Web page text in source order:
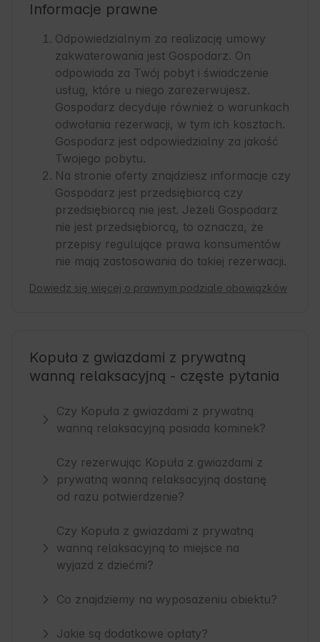
Informacje prawne
Odpowiedzialnym za realizację umowy
zakwaterowania jest Gospodarz. On
odpowiada za Twój pobyt i świadczenie
usług, które u niego zarezerwujesz.
Gospodarz decyduje również o warunkach
odwołania rezerwacji, w tym ich kosztach.
Gospodarz jest odpowiedzialny za jakość
Twojego pobytu.
Na stronie oferty znajdziesz informacje czy
Gospodarz jest przedsiębiorcą czy
przedsiębiorcą nie jest. Jeżeli Gospodarz
nie jest przedsiębiorcą, to oznacza, że
przepisy regulujące prawa konsumentów
nie mają zastosowania do takiej rezerwacji.
Dowiedz się więcej o prawnym podziale obowiązków
Kopuła z gwiazdami z prywatną
wanną relaksacyjną - częste pytania
Czy Kopuła z gwiazdami z prywatną
wanną relaksacyjną posiada kominek?
Czy rezerwując Kopuła z gwiazdami z
prywatną wanną relaksacyjną dostanę
od razu potwierdzenie?
Czy Kopuła z gwiazdami z prywatną
wanną relaksacyjną to miejsce na
wyjazd z dziećmi?
Co znajdziemy na wyposażeniu obiektu?
Jakie są dodatkowe opłaty?